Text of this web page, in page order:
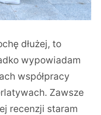
dłużej, to
wypowiadam
współpracy
Zawsze
recenzji staram